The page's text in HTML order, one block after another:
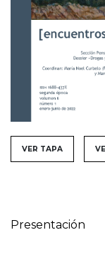
VER TAPA
Presentación